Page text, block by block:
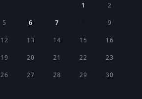
1 2
5 6 7 9
12 13 14 15 16
19 20 21 22 23
26 27 28 29 30